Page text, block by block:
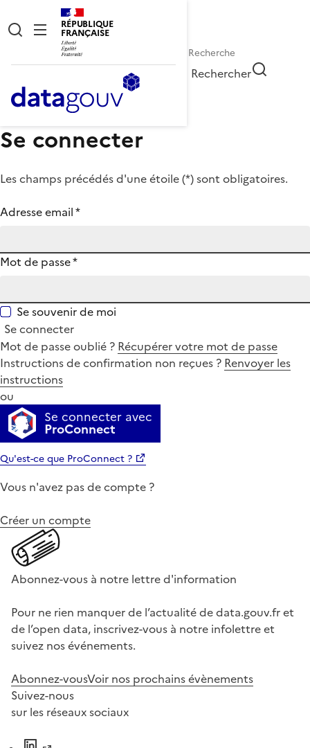
RÉPUBLIQUE
FRANÇAISE
Rechercher
Se connecter
Les champs précédés d'une étoile (*) sont obligatoires.
Adresse email*
Mot de passe*
Se souvenir de moi
Se connecter
Mot de passe oublié ? Récupérer votre mot de passe
Instructions de confirmation non reçues ? Renvoyer les
instructions
ou
Se connecter avec
ProConnect
Qu'est-ce que ProConnect ?
Vous n'avez pas de compte ?
Créer un compte
Abonnez-vous à notre lettre d'information
Pour ne rien manquer de l’actualité de data.gouv.fr et
de l’open data, inscrivez-vous à notre infolettre et
suivez nos événements.
Abonnez-vousVoir nos prochains évènements
Suivez-nous
sur les réseaux sociaux